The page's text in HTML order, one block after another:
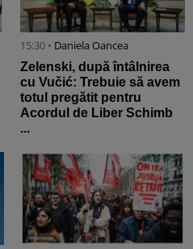
15:30 • Daniela Oancea
Zelenski, după întâlnirea
cu Vučić: Trebuie să avem
totul pregătit pentru
Acordul de Liber Schimb
...